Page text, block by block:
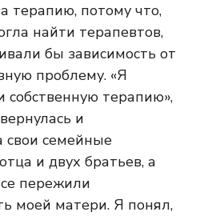
терапию, потому что,
найти терапевтов,
бы зависимость от
проблему. «Я
собственную терапию»,
и
свои семейные
и двух братьев, а
пережили
моей матери. Я понял,